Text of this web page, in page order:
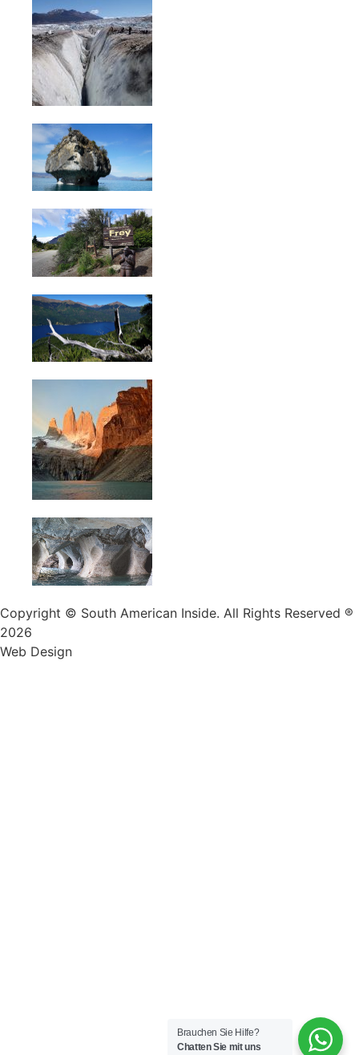
Copyright © South American Inside. All Rights Reserved ®
2026
Web Design
Brauchen Sie Hilfe?
Chatten Sie mit uns